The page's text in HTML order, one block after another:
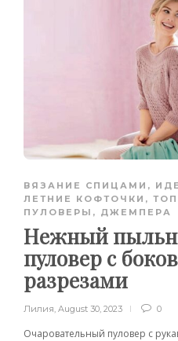
ВЯЗАНИЕ СПИЦАМИ ,
ЛЕТНИЕ КОФТОЧКИ,
ПУЛОВЕРЫ, ДЖЕМПЕРА
Нежный
пуловер с
разрезами
Лилия, August 30, 2023 0
Очаровательный пуловер с